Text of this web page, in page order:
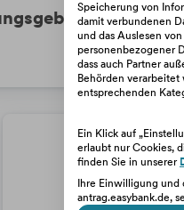
6
Speicherung von
damit verbundenen
und das Auslesen
personenbezogener
dass auch Partner
Behörden
entsprechenden
Ein Klick auf
erlaubt nur Cookies,
finden Sie in unserer
Ihre Einwilligung
antrag.easybank.de,